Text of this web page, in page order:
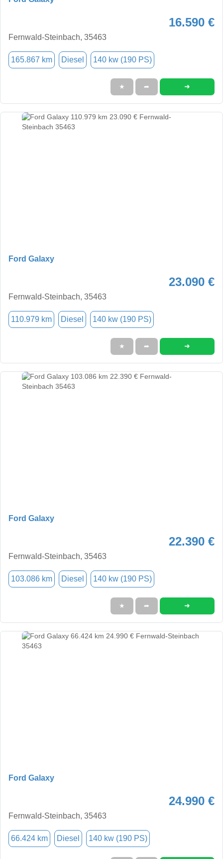
16.590 €
Fernwald-Steinbach, 35463
165.867 km Diesel 140 kw (190 PS)
★ ➦ ➜
Ford Galaxy
23.090 €
Fernwald-Steinbach, 35463
110.979 km Diesel 140 kw (190 PS)
★ ➦ ➜
Ford Galaxy
22.390 €
Fernwald-Steinbach, 35463
103.086 km Diesel 140 kw (190 PS)
★ ➦ ➜
Ford Galaxy
24.990 €
Fernwald-Steinbach, 35463
66.424 km Diesel 140 kw (190 PS)